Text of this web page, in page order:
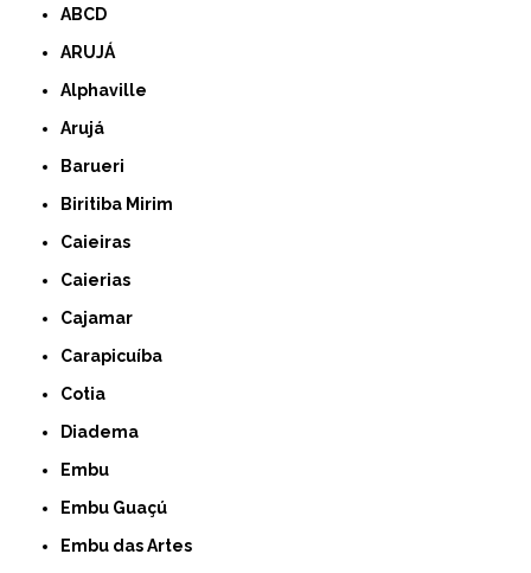
ABCD
ARUJÁ
Alphaville
Arujá
Barueri
Biritiba Mirim
Caieiras
Caierias
Cajamar
Carapicuíba
Cotia
Diadema
Embu
Embu Guaçú
Embu das Artes